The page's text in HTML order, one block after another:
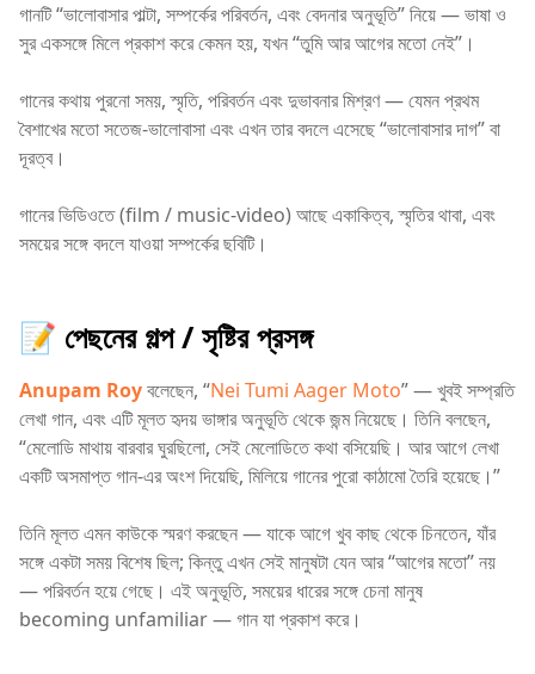
গানটি “ভালোবাসার পাল্টা, সম্পর্কের পরিবর্তন, এবং বেদনার অনুভূতি” নিয়ে — ভাষা ও
সুর একসঙ্গে মিলে প্রকাশ করে কেমন হয়, যখন “তুমি আর আগের মতো নেই”।
গানের কথায় পুরনো সময়, স্মৃতি, পরিবর্তন এবং দুভাবনার মিশ্রণ — যেমন প্রথম
বৈশাখের মতো সতেজ-ভালোবাসা এবং এখন তার বদলে এসেছে “ভালোবাসার দাগ” বা
দূরত্ব।
গানের ভিডিওতে (film / music-video) আছে একাকিত্ব, স্মৃতির থাবা, এবং
সময়ের সঙ্গে বদলে যাওয়া সম্পর্কের ছবিটি।
📝 পেছনের গল্প / সৃষ্টির প্রসঙ্গ
Anupam Royবলেছেন, “Nei Tumi Aager Moto” — খুবই সম্প্রতি
লেখা গান, এবং এটি মূলত হৃদয় ভাঙ্গার অনুভূতি থেকে জন্ম নিয়েছে। তিনি বলছেন,
“মেলোডি মাথায় বারবার ঘুরছিলো, সেই মেলোডিতে কথা বসিয়েছি। আর আগে লেখা
একটি অসমাপ্ত গান-এর অংশ দিয়েছি, মিলিয়ে গানের পুরো কাঠামো তৈরি হয়েছে।”
তিনি মূলত এমন কাউকে স্মরণ করছেন — যাকে আগে খুব কাছ থেকে চিনতেন, যাঁর
সঙ্গে একটা সময় বিশেষ ছিল; কিন্তু এখন সেই মানুষটা যেন আর “আগের মতো” নয়
— পরিবর্তন হয়ে গেছে। এই অনুভূতি, সময়ের ধারের সঙ্গে চেনা মানুষ
becoming unfamiliar — গান যা প্রকাশ করে।